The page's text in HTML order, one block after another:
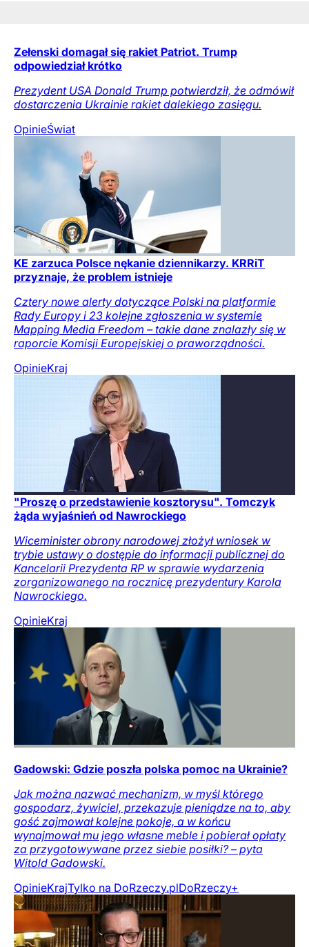
Zełenski domagał się rakiet Patriot. Trump
odpowiedział krótko
Prezydent USA Donald Trump potwierdził, że odmówił
dostarczenia Ukrainie rakiet dalekiego zasięgu.
OpinieŚwiat
KE zarzuca Polsce nękanie dziennikarzy. KRRiT
przyznaje, że problem istnieje
Cztery nowe alerty dotyczące Polski na platformie
Rady Europy i 23 kolejne zgłoszenia w systemie
Mapping Media Freedom – takie dane znalazły się w
raporcie Komisji Europejskiej o praworządności.
OpinieKraj
"Proszę o przedstawienie kosztorysu". Tomczyk
żąda wyjaśnień od Nawrockiego
Wiceminister obrony narodowej złożył wniosek w
trybie ustawy o dostępie do informacji publicznej do
Kancelarii Prezydenta RP w sprawie wydarzenia
zorganizowanego na rocznicę prezydentury Karola
Nawrockiego.
OpinieKraj
Gadowski: Gdzie poszła polska pomoc na Ukrainie?
Jak można nazwać mechanizm, w myśl którego
gospodarz, żywiciel, przekazuje pieniądze na to, aby
gość zajmował kolejne pokoje, a w końcu
wynajmował mu jego własne meble i pobierał opłaty
za przygotowywane przez siebie posiłki? – pyta
Witold Gadowski.
OpinieKrajTylko na DoRzeczy.plDoRzeczy+